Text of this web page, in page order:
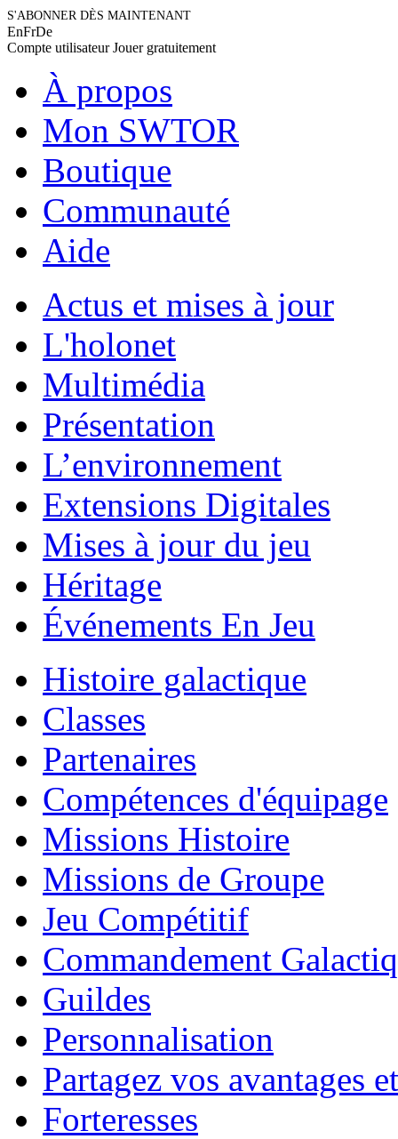
S'ABONNER DÈS MAINTENANT
EnFrDe
Compte utilisateurJouer gratuitement
À propos
Mon SWTOR
Boutique
Communauté
Aide
Actus et mises à jour
L'holonet
Multimédia
Présentation
L’environnement
Extensions Digitales
Mises à jour du jeu
Héritage
Événements En Jeu
Histoire galactique
Classes
Partenaires
Compétences d'équipage
Missions Histoire
Missions de Groupe
Jeu Compétitif
Commandement
Guildes
Personnalisation
Partagez vos avantages
Forteresses